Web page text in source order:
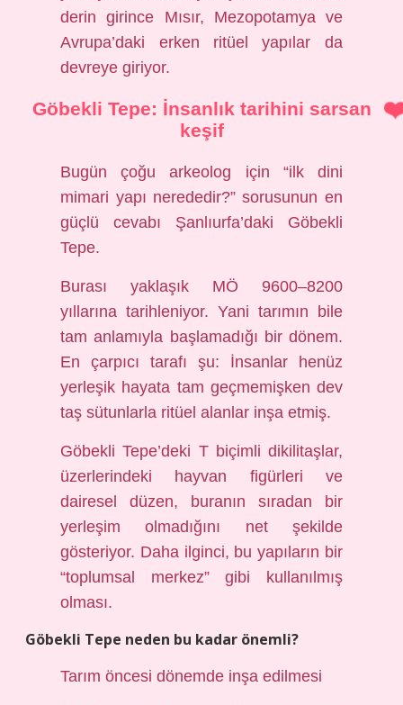
derin girince Mısır, Mezopotamya ve
Avrupa’daki erken ritüel yapılar da
devreye giriyor.
Göbekli Tepe: İnsanlık tarihini sarsan
keşif
Bugün çoğu arkeolog için “ilk dini
mimari yapı nerededir?” sorusunun en
güçlü cevabı Şanlıurfa’daki Göbekli
Tepe.
Burası yaklaşık MÖ 9600–8200
yıllarına tarihleniyor. Yani tarımın bile
tam anlamıyla başlamadığı bir dönem.
En çarpıcı tarafı şu: İnsanlar henüz
yerleşik hayata tam geçmemişken dev
taş sütunlarla ritüel alanlar inşa etmiş.
Göbekli Tepe’deki T biçimli dikilitaşlar,
üzerlerindeki hayvan figürleri ve
dairesel düzen, buranın sıradan bir
yerleşim olmadığını net şekilde
gösteriyor. Daha ilginci, bu yapıların bir
“toplumsal merkez” gibi kullanılmış
olması.
Göbekli Tepe neden bu kadar önemli?
Tarım öncesi dönemde inşa edilmesi